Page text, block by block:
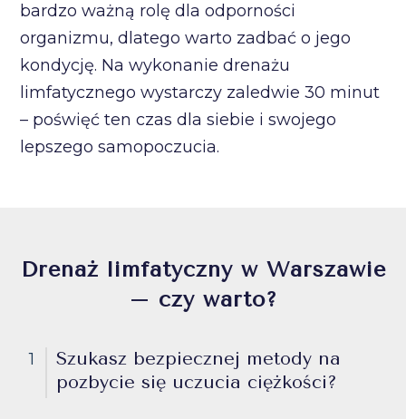
bardzo ważną rolę dla odporności
organizmu, dlatego warto zadbać o jego
kondycję. Na wykonanie drenażu
limfatycznego wystarczy zaledwie 30 minut
– poświęć ten czas dla siebie i swojego
lepszego samopoczucia.
Drenaż limfatyczny w Warszawie
– czy warto?
1
Szukasz bezpiecznej metody na
pozbycie się uczucia ciężkości?